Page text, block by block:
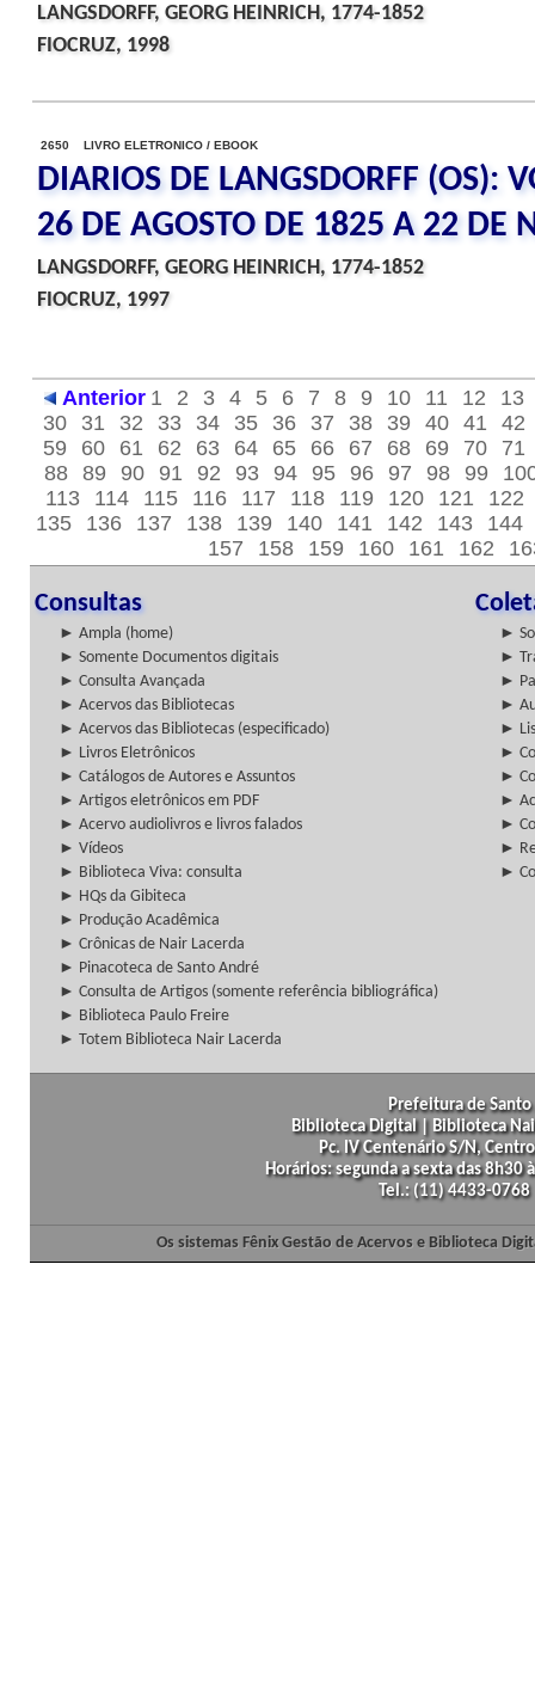
LANGSDORFF, GEORG HEINRICH, 1774-1852
FIOCRUZ, 1998
2650 LIVRO ELETRONICO / EBOOK
DIARIOS DE LANGSDORFF (OS):
26 DE AGOSTO DE 1825 A 22 DE
LANGSDORFF, GEORG HEINRICH, 1774-1852
FIOCRUZ, 1997
Anterior 1 2 3 4 5 6 7 8 9 10 11 12
13
30
31 32 33 34 35 36 37 38 39 40 41
42
59
60 61 62 63 64 65 66 67 68 69 70
71
88 89 90 91 92 93 94 95 96 97 98 99
113
114 115 116 117 118 119 120 121
122
135
136 137 138 139 140 141 142 143
144
157
158 159 160 161 162
Consultas
► Ampla (home)
►
► Somente Documentos digitais
►
► Consulta Avançada
►
► Acervos das Bibliotecas
►
► Acervos das Bibliotecas (especificado)
►
► Livros Eletrônicos
►
► Catálogos de Autores e Assuntos
►
► Artigos eletrônicos em PDF
►
► Acervo audiolivros e livros falados
►
► Vídeos
►
► Biblioteca Viva: consulta
►
► HQs da Gibiteca
► Produção Acadêmica
► Crônicas de Nair Lacerda
► Pinacoteca de Santo André
► Consulta de Artigos (somente referência bibliográfica)
► Biblioteca Paulo Freire
► Totem Biblioteca Nair Lacerda
Prefeitura de
Biblioteca Digital | Biblioteca
Pc. IV Centenário S/N,
Horários: segunda a sexta das
Tel.: (11) 4433-
Os sistemas Fênix Gestão de Acervos e Biblioteca